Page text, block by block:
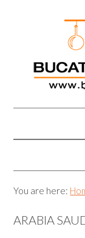
You are here:
ARABIA